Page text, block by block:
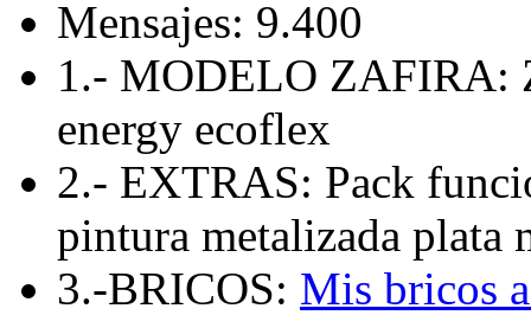
Mensajes: 9.400
1.- MODELO ZAFIRA:
energy ecoflex
2.- EXTRAS: Pack
pintura metalizada plata
3.-BRICOS: Mis bricos